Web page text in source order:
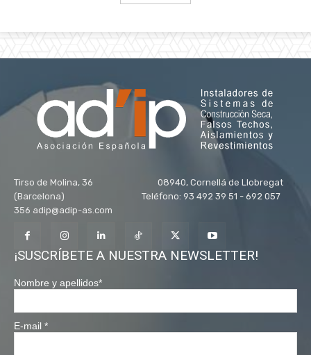
Tirso de Molina, 36 08940, Cornellá de Llobregat
(Barcelona) Teléfono: 93 492 39 51 - 692 057
356 adip@adip-as.com
¡SUSCRÍBETE A NUESTRA NEWSLETTER!
Nombre y apellidos*
E-mail *